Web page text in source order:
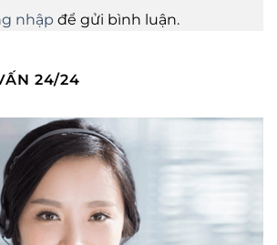
nhập để gửi bình luận.
24/24